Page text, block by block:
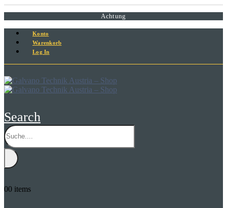
Achtung
Konto
Warenkorb
Log In
Search
00 items